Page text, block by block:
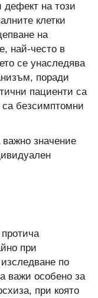
дефект на този
клетки
на
най-често в
се унаследява
поради
пациенти са
безсимптомни
важно значение
при
по
важи особено за
при която